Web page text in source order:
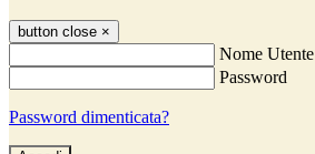
button close ×
Nome Utente
Password
Password dimenticata?